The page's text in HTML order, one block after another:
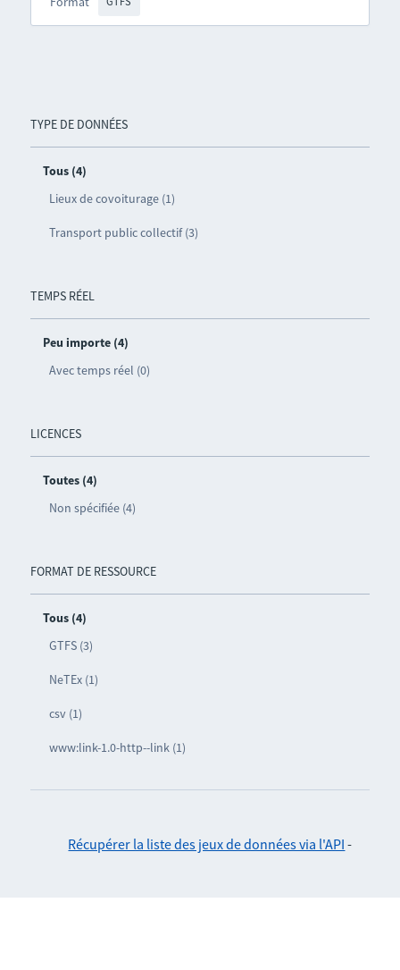
TYPE DE DONNÉES
Tous (4)
Lieux de covoiturage (1)
Transport public collectif (3)
TEMPS RÉEL
Peu importe (4)
Avec temps réel (0)
LICENCES
Toutes (4)
Non spécifiée (4)
FORMAT DE RESSOURCE
Tous (4)
GTFS (3)
NeTEx (1)
csv (1)
www:link-1.0-http--link (1)
Récupérer la liste des jeux de données via l'API -